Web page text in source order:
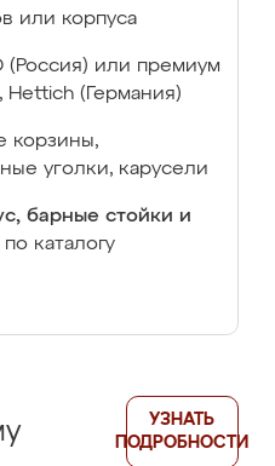
или корпуса
(Россия) или премиум
Hettich (Германия)
корзины,
уголки, карусели
барные стойки и
по каталогу
УЗНАТЬ
ПОДРОБНОСТИ